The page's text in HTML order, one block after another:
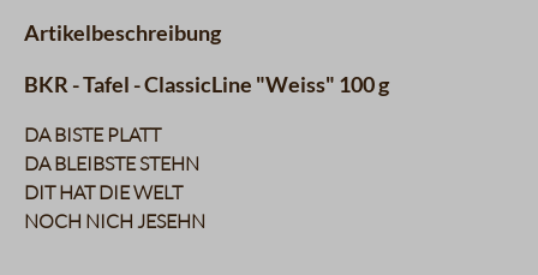
Artikelbeschreibung
BKR - Tafel - ClassicLine "Weiss" 100 g
DA BISTE PLATT
DA BLEIBSTE STEHN
DIT HAT DIE WELT
NOCH NICH JESEHN